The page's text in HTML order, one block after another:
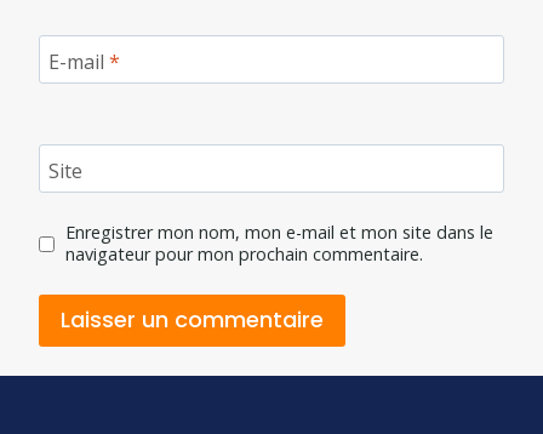
E-mail *
Site
Enregistrer mon nom, mon e-mail et mon site dans le
navigateur pour mon prochain commentaire.